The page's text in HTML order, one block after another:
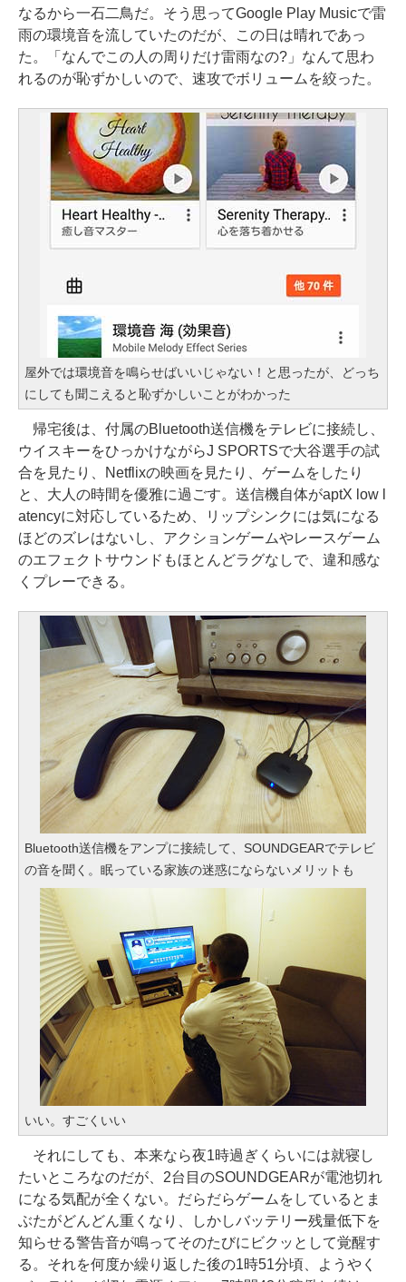
なるから一石二鳥だ。そう思ってGoogle Play Musicで雷
雨の環境音を流していたのだが、この日は晴れであっ
た。「なんでこの人の周りだけ雷雨なの?」なんて思わ
れるのが恥ずかしいので、速攻でボリュームを絞った。
屋外では環境音を鳴らせばいいじゃない！と思ったが、どっち
にしても聞こえると恥ずかしいことがわかった
帰宅後は、付属のBluetooth送信機をテレビに接続し、
ウイスキーをひっかけながらJ SPORTSで大谷選手の試
合を見たり、Netflixの映画を見たり、ゲームをしたり
と、大人の時間を優雅に過ごす。送信機自体がaptX low l
atencyに対応しているため、リップシンクには気になる
ほどのズレはないし、アクションゲームやレースゲーム
のエフェクトサウンドもほとんどラグなしで、違和感な
くプレーできる。
Bluetooth送信機をアンプに接続して、SOUNDGEARでテレビ
の音を聞く。眠っている家族の迷惑にならないメリットも
いい。すごくいい
それにしても、本来なら夜1時過ぎくらいには就寝し
たいところなのだが、2台目のSOUNDGEARが電池切れ
になる気配が全くない。だらだらゲームをしているとま
ぶたがどんどん重くなり、しかしバッテリー残量低下を
知らせる警告音が鳴ってそのたびにビクッとして覚醒す
る。それを何度か繰り返した後の1時51分頃、ようやく